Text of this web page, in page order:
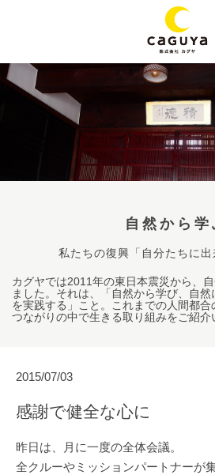
自然から学
私たちの復興「自分たちに出
カグヤでは2011年の東日本震災から、
ました。それは、「自然から学び、自
を実践する」こと。これまでの人間都
つながりの中で生きる取り組みをご紹介
2015/07/03
感謝で健全な心に
昨日は、月に一度の全体会議。
全クルーやミッションパートナーが集